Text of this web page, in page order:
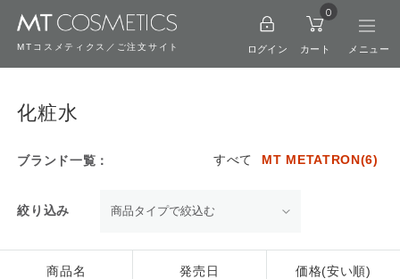
MTコスメティクス／ご注文サイト ログイン カート
0
化粧水
ブランド一覧： すべて MT METATRON(6)
絞り込み
商品名 発売日 価格(安い順)